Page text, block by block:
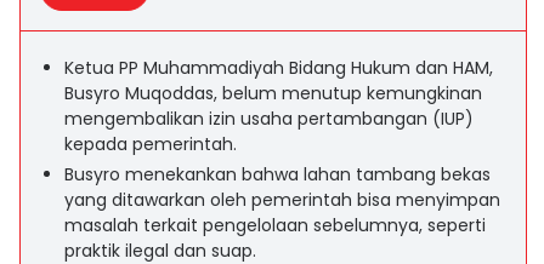
Ketua PP Muhammadiyah Bidang Hukum dan HAM,
Busyro Muqoddas, belum menutup kemungkinan
mengembalikan izin usaha pertambangan (IUP)
kepada pemerintah.
Busyro menekankan bahwa lahan tambang bekas
yang ditawarkan oleh pemerintah bisa menyimpan
masalah terkait pengelolaan sebelumnya, seperti
praktik ilegal dan suap.